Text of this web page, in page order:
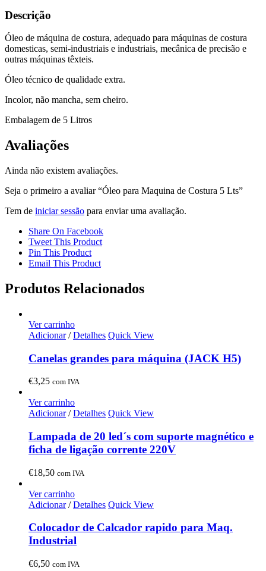
Descrição
Óleo de máquina de costura, adequado para máquinas de costura
domesticas, semi-industriais e industriais, mecânica de precisão e
outras máquinas têxteis.
Óleo técnico de qualidade extra.
Incolor, não mancha, sem cheiro.
Embalagem de 5 Litros
Avaliações
Ainda não existem avaliações.
Seja o primeiro a avaliar “Óleo para Maquina de Costura 5 Lts”
Tem de iniciar sessão para enviar uma avaliação.
Share On Facebook
Tweet This Product
Pin This Product
Email This Product
Produtos Relacionados
Ver carrinho
Adicionar/ Detalhes Quick View
Canelas grandes para máquina (JACK H5)
€3,25 com IVA
Ver carrinho
Adicionar/ Detalhes Quick View
Lampada de 20 led´s com suporte magnético e
ficha de ligação corrente 220V
€18,50 com IVA
Ver carrinho
Adicionar/ Detalhes Quick View
Colocador de Calcador rapido para Maq.
Industrial
€6,50 com IVA